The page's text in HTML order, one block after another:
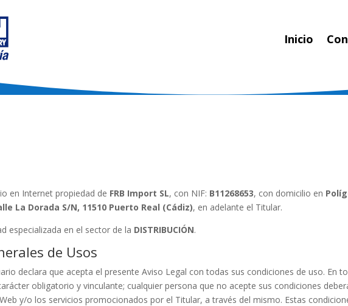
Inicio
en Internet propiedad de FRB Import SL, con NIF: B11268653, con domicilio en
La Dorada S/N, 11510 Puerto Real (Cádiz), en adelante el Titular.
especializada en el sector de la DISTRIBUCIÓN.
de Usos
declara que acepta el presente Aviso Legal con todas sus condiciones de uso. En
obligatorio y vinculante; cualquier persona que no acepte sus condiciones
y/o los servicios promocionados por el Titular, a través del mismo. Estas